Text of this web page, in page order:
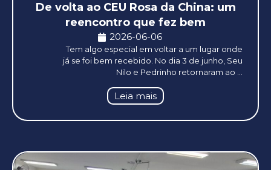
De volta ao CEU Rosa da China: um
reencontro que fez bem
2026-06-06
Tem algo especial em voltar a um lugar onde
já se foi bem recebido. No dia 3 de junho, Seu
Nilo e Pedrinho retornaram ao ...
Leia mais